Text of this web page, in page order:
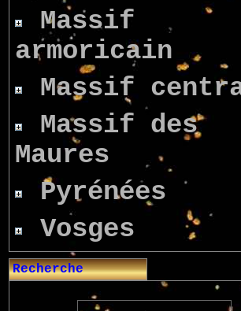
Massif
armoricain
Massif
Massif des
Maures
Pyrénées
Vosges
Recherche